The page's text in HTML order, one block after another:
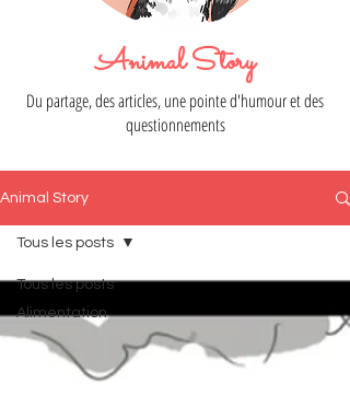
Animal Story
Tous les posts
Alimentation
Tous les posts
Animal Story
Du partage, des articles, une pointe d'humour et des
questionnements